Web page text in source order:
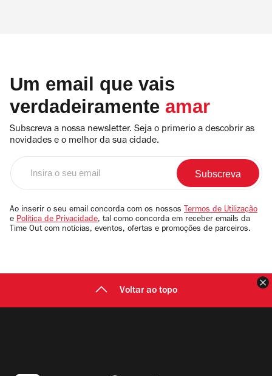
Um email que vais
verdadeiramente amar
Subscreva a nossa newsletter. Seja o primerio a descobrir as
novidades e o melhor da sua cidade.
email
Ao inserir o seu email concorda com os nossos Termos de Utilização
e Política de Privacidade, tal como concorda em receber emails da
Time Out com notícias, eventos, ofertas e promoções de parceiros.
Voltar ao topo